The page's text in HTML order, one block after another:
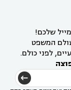
שלכם!
המשפט
לפני כולם.